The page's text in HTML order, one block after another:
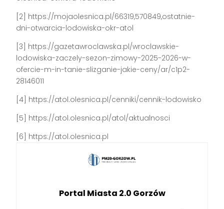
[2] https://mojaolesnica.pl/66319,570849,ostatnie-
dni-otwarcia-lodowiska-okr-atol
[3] https://gazetawroclawska.pl/wroclawskie-
lodowiska-zaczely-sezon-zimowy-2025-2026-w-
ofercie-m-in-tanie-slizganie-jakie-ceny/ar/c1p2-
28146011
[4] https://atol.olesnica.pl/cenniki/cennik-lodowisko
[5] https://atol.olesnica.pl/atol/aktualnosci
[6] https://atol.olesnica.pl
Portal Miasta 2.0 Gorzów